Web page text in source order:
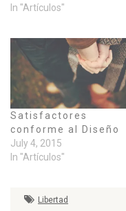
In "Artículos"
Satisfactores
conforme al Diseño
July 4, 2015
In "Artículos"
Libertad